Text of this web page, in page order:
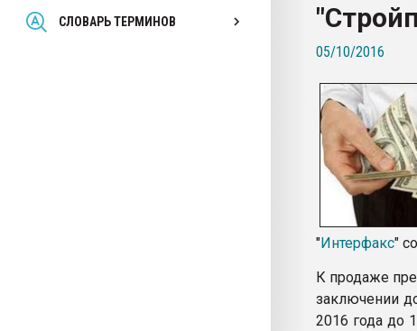
СЛОВАРЬ ТЕРМИНОВ
Всё, что касается
ПЕРЕЙТИ НА
05/10/2016
"Интерфакс"
К продаже
заключении
2016 года до